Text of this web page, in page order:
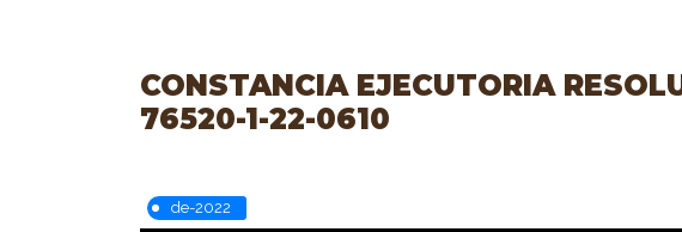
CONSTANCIA EJECUTORIA
76520-1-22-0610
de-2022